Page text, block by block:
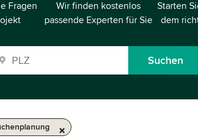
Fragen
Wir finden kostenlos
passende Experten für Sie
Starten
dem
Suchen